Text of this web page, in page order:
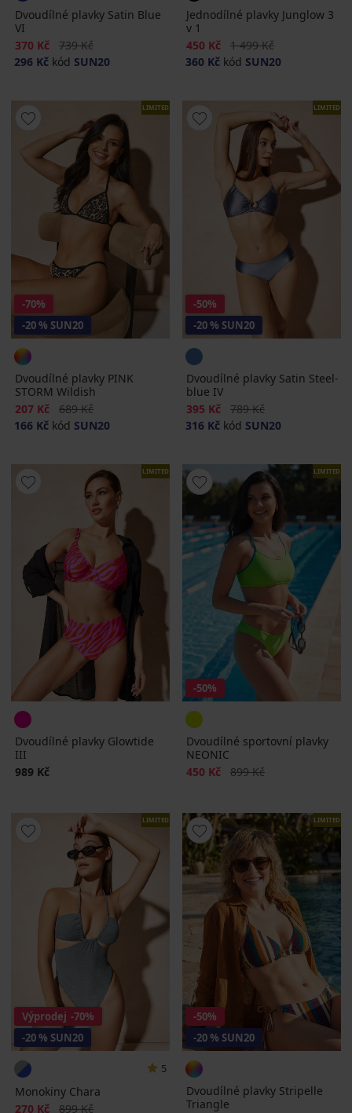
Dvoudílné plavky Satin Blue
VI
Sleva
370 Kč Původní cena
739 Kč
296 Kč kód SUN20
Jednodílné plavky Junglow 3
v 1
Sleva
450 Kč Původní cena
1 499 Kč
360 Kč kód SUN20
LIMITED
-70%
-20 % SUN20
Dvoudílné plavky PINK
STORM Wildish
Sleva
207 Kč Původní cena
689 Kč
166 Kč kód SUN20
LIMITED
-50%
-20 % SUN20
Dvoudílné plavky Satin Steel-
blue IV
Sleva
395 Kč Původní cena
789 Kč
316 Kč kód SUN20
LIMITED
Dvoudílné plavky Glowtide
III
989 Kč
LIMITED
-50%
Dvoudílné sportovní plavky
NEONIC
Sleva
450 Kč Původní cena
899 Kč
LIMITED
Výprodej -70%
-20 % SUN20
5
Monokiny Chara
Sleva
270 Kč Původní cena
899 Kč
LIMITED
-50%
-20 % SUN20
Dvoudílné plavky Stripelle
Triangle